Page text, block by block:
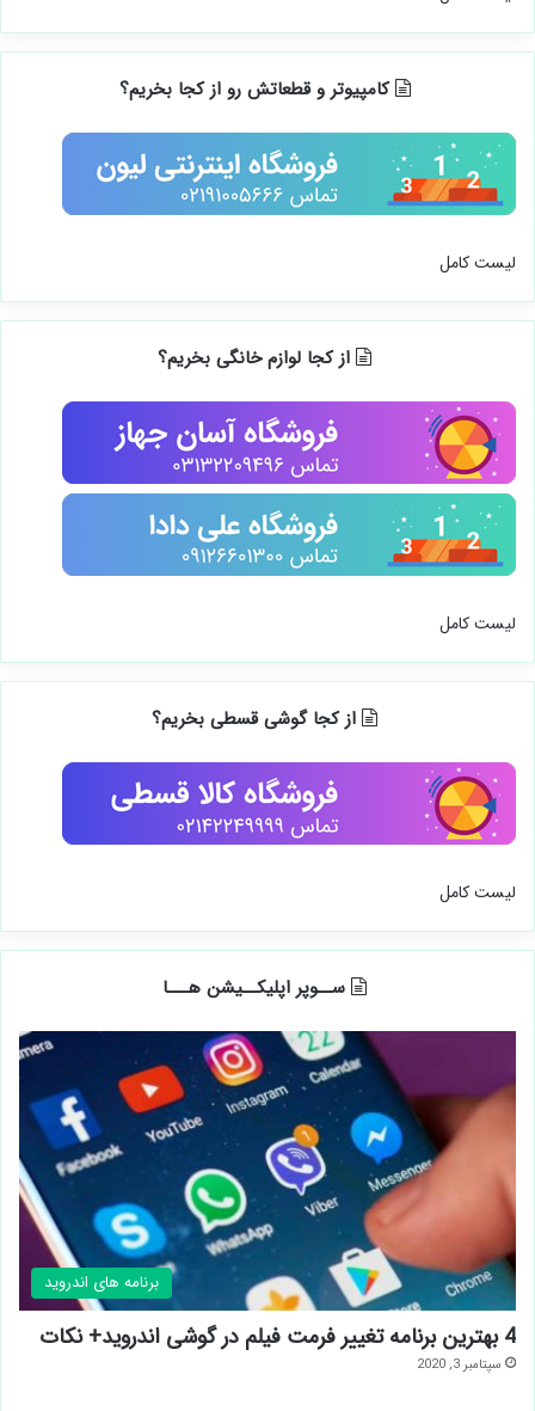
کامپیوتر و قطعاتش رو از کجا بخریم؟
لیست کامل
از کجا لوازم خانگی بخریم؟
لیست کامل
از کجا گوشی قسطی بخریم؟
لیست کامل
ســوپر اپلیکــیشن هـــا
برنامه های اندروید
4 بهترین برنامه تغییر فرمت فیلم در گوشی اندروید+ نکات
سپتامبر 3, 2020